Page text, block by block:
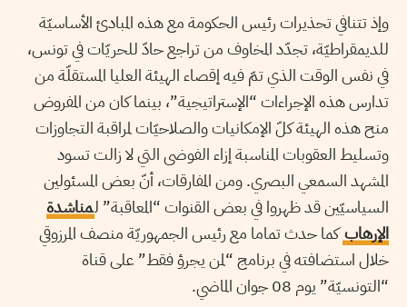
وإذ تتنافي تحذيرات رئيس الحكومة مع هذه المبادئ الأساسيّة
للديمقراطيّة، تجدّد المخاوف من تراجع حادّ للحريّات في تونس،
في نفس الوقت الذي تمّ فيه إقصاء الهيئة العليا المستقلّة من
تدارس هذه الإجراءات “الإستراتيجية”، بينما كان من المفروض
منح هذه الهيئة كلّ الإمكانيات والصلاحيّات لمراقبة التجاوزات
وتسليط العقوبات المناسبة إزاء الفوضى التي لا زالت تسود
المشهد السمعي البصري. ومن المفارقات، أنّ بعض المسئولين
السياسيّين قد ظهروا في بعض القنوات “المعاقبة” لمناشدة
الإرهابكما حدث تماما مع رئيس الجمهوريّة منصف المرزوقي
خلال استضافته في برنامج “لمن يجرؤ فقط” على قناة
“التونسيّة” يوم 08 جوان الماضي.